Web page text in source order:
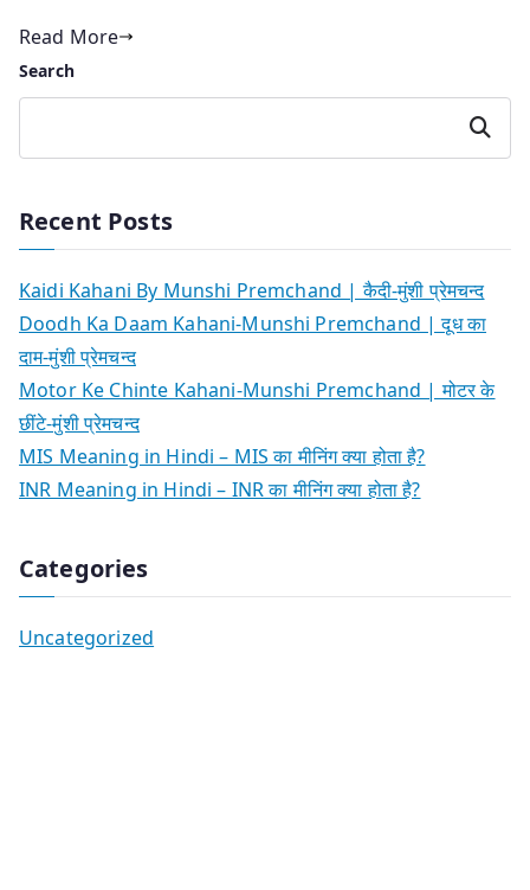
Read More
Search
Search
Recent Posts
Kaidi Kahani By Munshi Premchand | कैदी-मुंशी प्रेमचन्द
Doodh Ka Daam Kahani-Munshi Premchand | दूध का
दाम-मुंशी प्रेमचन्द
Motor Ke Chinte Kahani-Munshi Premchand | मोटर के
छींटे-मुंशी प्रेमचन्द
MIS Meaning in Hindi – MIS का मीनिंग क्या होता है?
INR Meaning in Hindi – INR का मीनिंग क्या होता है?
Categories
Uncategorized